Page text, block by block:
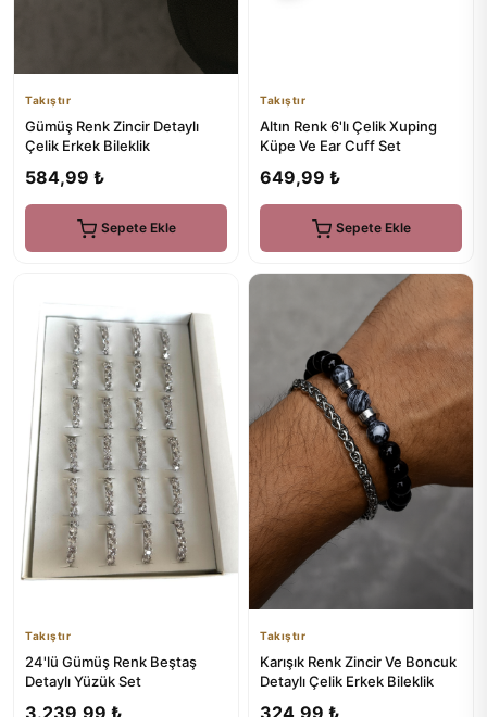
Takıştır
Gümüş Renk Zincir Detaylı
Çelik Erkek Bileklik
584,99 ₺
Sepete Ekle
Takıştır
Altın Renk 6'lı Çelik Xuping
Küpe Ve Ear Cuff Set
649,99 ₺
Sepete Ekle
Takıştır
24'lü Gümüş Renk Beştaş
Detaylı Yüzük Set
3.239,99 ₺
Takıştır
Karışık Renk Zincir Ve Boncuk
Detaylı Çelik Erkek Bileklik
324,99 ₺